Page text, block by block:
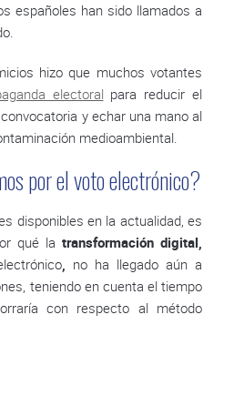
españoles han sido llamados a
hizo que muchos votantes
electoral para reducir el
y echar una mano al
medioambiental.
por el voto electrónico?
disponibles en la actualidad, es
qué la transformación digital,
,
no ha llegado aún a
teniendo en cuenta el tiempo
con respecto al método